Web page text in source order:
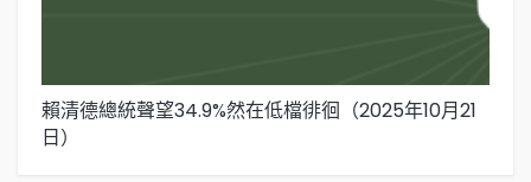
賴清德總統聲望34.9%然在低檔徘徊（2025年10月21
日）